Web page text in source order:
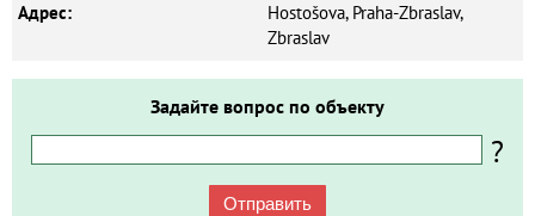
Адрес:
Hostošova, Praha-Zbraslav,
Zbraslav
Задайте вопрос по объекту
?
Отправить